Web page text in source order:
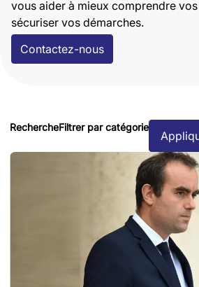
vous aider à mieux comprendre
sécuriser vos démarches.
Contactez-nous
RechercheFiltrer par catégorie